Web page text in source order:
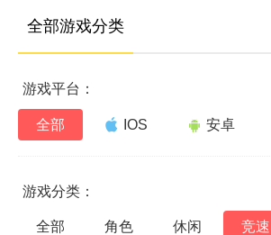
全部游戏分类
游戏平台：
全部 IOS 安卓
游戏分类：
全部 角色 休闲 竞速